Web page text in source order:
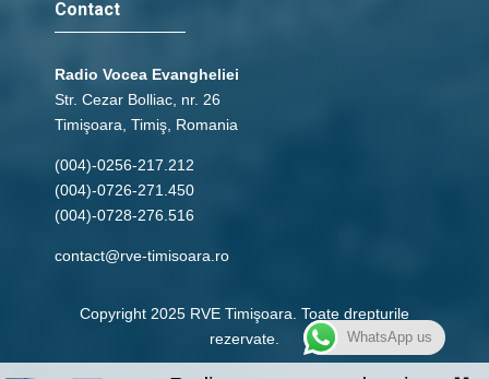
Radio Vocea Evangheliei
Timişoara, Timiş, Romania
(004)-0256-217.212
(004)-0726-271.450
(004)-0728-276.516
contact@rve-timisoara.ro
Copyright 2025 RVE Timişoara. Toate drepturile
WhatsApp us